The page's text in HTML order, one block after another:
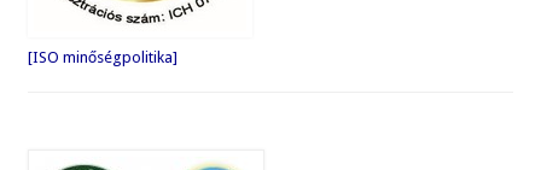
[ISO minőségpolitika]